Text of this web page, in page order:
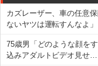
カズレーザー、車の任意
ないヤツは運転すんなよ」
75歳男「どのような顔を
込みアダルトビデオ見せ…